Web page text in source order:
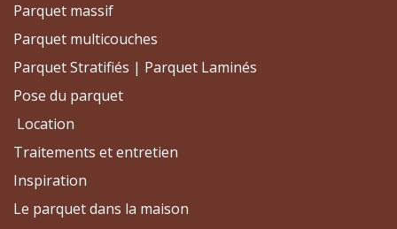
Parquet massif
Parquet multicouches
Parquet Stratifiés | Parquet Laminés
Pose du parquet
Location
Traitements et entretien
Inspiration
Le parquet dans la maison